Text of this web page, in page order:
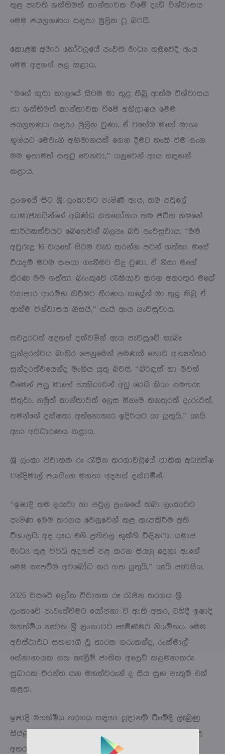
තුළ පැවති ශක්තිමත් කාන්තාවක වීමේ දැඩි විශ්වාසය
මෙම ජයග්‍රහණය සඳහා මුලික වූ බවයි.
කොළඹ අමාරි හෝටලයේ පැවති මාධ්‍ය හමුවේදී ඇය
මෙම අදහස් පළ කළාය.
“මගේ කුඩා කාලයේ සිටම මා තුළ තිබූ ආත්ම විශ්වාසය
හා ශක්තිමත් කාන්තාවක වීමේ අභිලාෂය මෙම
ජයග්‍රහණය සඳහා මූලික වුණා. ඒ වගේම මගේ මාතෘ
භූමියට මෙවැනි අභිමානයක් ගෙන දීමට හැකි වීම ගැන
මම ඉතාමත් සතුටු වෙනවා,” යනුවෙන් ඇය සඳහන්
කළාය.
ප්‍රංශයේ සිට ශ්‍රී ලංකාවට පැමිණි ඇය, තම පවුලේ
සාමාජිකයින්ගේ අඛණ්ඩ සහයෝගය තම ජීවිත ගමනේ
සාර්ථකත්වයට බෙහෙවින් බලපෑ බව පැවසුවාය. “මම
අවුරුදු 16 වයසේ සිටම වැඩ කරන්න පටන් ගත්තා. මගේ
වියදම් මටම සපයා ගැනීමට සිදු වුණා. ඒ නිසා මගේ
තීරණ මම ගත්තා. බැංකුවේ රැකියාව කරන අතරතුර මගේ
ව්‍යාපාර ආරම්භ කිරීමට තීරණය කළේත් මා තුළ තිබූ ඒ
ආත්ම විශ්වාසය නිසයි,” යැයි ඇය පැවසුවාය.
තවදුරටත් අදහස් දක්වමින් ඇය පැවසුවේ සැබෑ
සුන්දරත්වය බාහිර පෙනුමෙන් පමණක් නොව අභ්‍යන්තර
සුන්දරත්වයෙන්ද මැනිය යුතු බවයි. “බිරිඳක් හා මවක්
වීමෙන් පසු මාගේ හැකියාවන් අඩු වෙයි කියා සමහරු
සිතුවා. නමුත් කාන්තාවක් ලෙස ඕනෑම තනතුරක් දැරුවත්,
තමන්ගේ දක්ෂතා අත්නොහැර ඉදිරියට යා යුතුයි,” යැයි
ඇය අවධාරණය කළාය.
ශ්‍රී ලංකා විවාහක රූ රැජින තරගාවලියේ ජාතික අධ්‍යක්ෂ
චන්දිමාල් ජයසිංහ මහතා අදහස් දක්වමින්,
“ඉෂාදි තම දරුවා හා පවුල ප්‍රංශයේ තබා ලංකාවට
පැමිණ මෙම තරගය වෙනුවෙන් කළ කැපකිරීම අති
විශාලයි. අද ඇය එහි ප්‍රතිඵල භුක්ති විඳිනවා. සමාජ
මාධ්‍ය තුළ විවිධ අදහස් පළ කරන සියලු දෙනා ඇගේ
මෙම කැපවීම අවබෝධ කර ගත යුතුයි,” යැයි පැවසීය.
2025 වසරේ ලෝක විවාහක රූ රැජින තරගය ශ්‍රී
ලංකාවේ පැවැත්වීමට යෝජනා වී ඇති අතර, එහිදී ඉෂාදි
මහත්මිය නැවත ශ්‍රී ලංකාවට පැමිණීමට නියමිතය. මෙම
අවස්ථාවට සහභාගී වූ තාරක ගරුකන්ද, රුක්මාල්
සේනානායක සහ කැලීම් ජාතික අලෙවි කළමනාකරු
සුධාරක චිරන්ත යන මහත්වරුන් ද සිය සුභ පැතුම් එක්
කළහ.
ඉෂාදි මහත්මිය තරගය සඳහා සූදානම් වීමේදී ලැබුණු
සියලු පුහුණුවීම් නොමිලේ ලබා දුන් බව ද සඳහන් කළ
අතර, ශ්‍රී ලංකාවේ සංචාරක කර්මාන්තය දියුණු කිරීම